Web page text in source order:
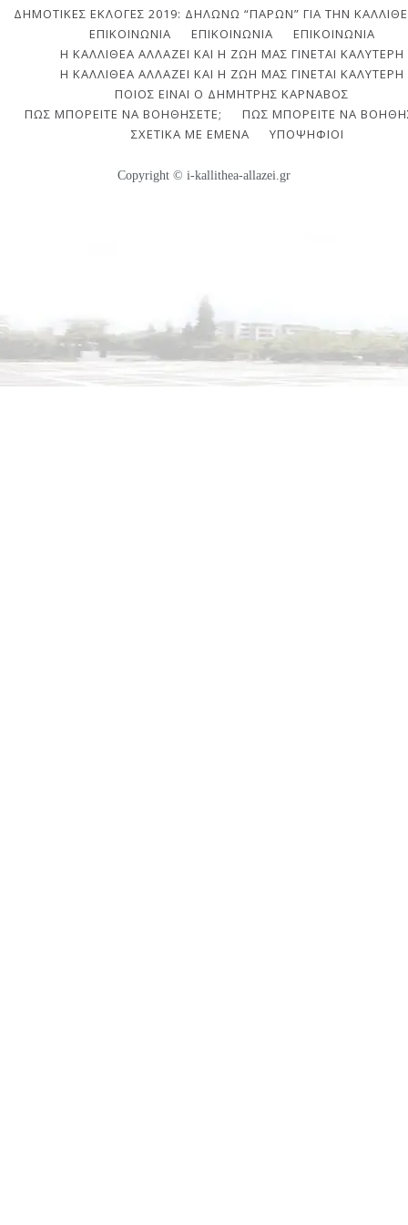
ΔΗΜΟΤΙΚΈΣ ΕΚΛΟΓΈΣ 2019: ΔΗΛΏΝΩ “ΠΑΡΏΝ” ΓΙΑ ΤΗΝ
ΕΠΙΚΟΙΝΩΝΙΑ
ΕΠΙΚΟΙΝΩΝΊΑ
ΕΠΙΚΟΙΝΩΝΊΑ
Η ΚΑΛΛΙΘΈΑ ΑΛΛΆΖΕΙ ΚΑΙ Η ΖΩΉ ΜΑΣ ΓΊΝΕΤΑΙ ΚΑΛΎΤΕΡΗ
Η ΚΑΛΛΙΘΈΑ ΑΛΛΆΖΕΙ ΚΑΙ Η ΖΩΉ ΜΑΣ ΓΊΝΕΤΑΙ ΚΑΛΎΤΕΡΗ
ΠΟΙΟΣ ΕΊΝΑΙ Ο ΔΗΜΉΤΡΗΣ ΚΆΡΝΑΒΟΣ
ΠΩΣ ΜΠΟΡΕΊΤΕ ΝΑ ΒΟΗΘΉΣΕΤΕ;
ΠΩΣ ΜΠΟΡΕΊΤΕ ΝΑ
ΣΧΕΤΙΚΆ ΜΕ ΕΜΈΝΑ
ΥΠΟΨΉΦΙΟΙ
Copyright © i-kallithea-allazei.gr